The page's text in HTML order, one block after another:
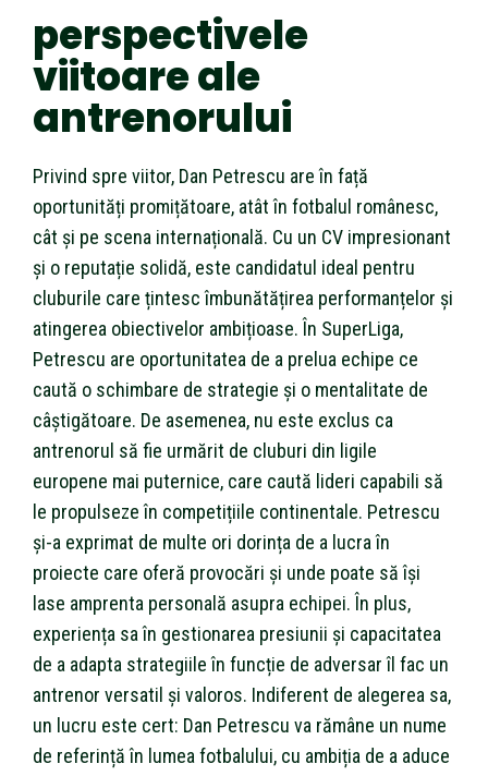
perspectivele
viitoare ale
antrenorului
Privind spre viitor, Dan Petrescu are în față
oportunități promițătoare, atât în fotbalul românesc,
cât și pe scena internațională. Cu un CV impresionant
și o reputație solidă, este candidatul ideal pentru
cluburile care țintesc îmbunătățirea performanțelor și
atingerea obiectivelor ambițioase. În SuperLiga,
Petrescu are oportunitatea de a prelua echipe ce
caută o schimbare de strategie și o mentalitate de
câștigătoare. De asemenea, nu este exclus ca
antrenorul să fie urmărit de cluburi din ligile
europene mai puternice, care caută lideri capabili să
le propulseze în competițiile continentale. Petrescu
și-a exprimat de multe ori dorința de a lucra în
proiecte care oferă provocări și unde poate să își
lase amprenta personală asupra echipei. În plus,
experiența sa în gestionarea presiunii și capacitatea
de a adapta strategiile în funcție de adversar îl fac un
antrenor versatil și valoros. Indiferent de alegerea sa,
un lucru este cert: Dan Petrescu va rămâne un nume
de referință în lumea fotbalului, cu ambiția de a aduce